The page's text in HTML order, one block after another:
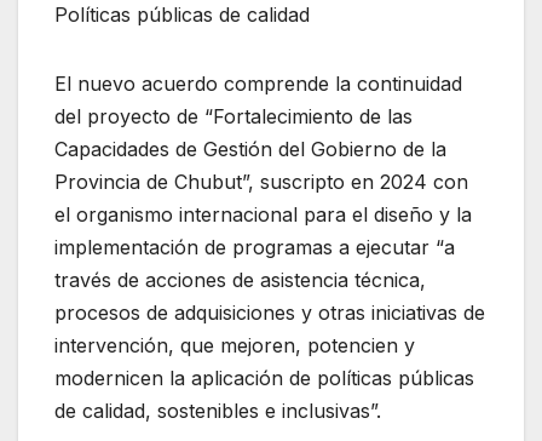
Políticas públicas de calidad
El nuevo acuerdo comprende la continuidad
del proyecto de “Fortalecimiento de las
Capacidades de Gestión del Gobierno de la
Provincia de Chubut”, suscripto en 2024 con
el organismo internacional para el diseño y la
implementación de programas a ejecutar “a
través de acciones de asistencia técnica,
procesos de adquisiciones y otras iniciativas de
intervención, que mejoren, potencien y
modernicen la aplicación de políticas públicas
de calidad, sostenibles e inclusivas”.